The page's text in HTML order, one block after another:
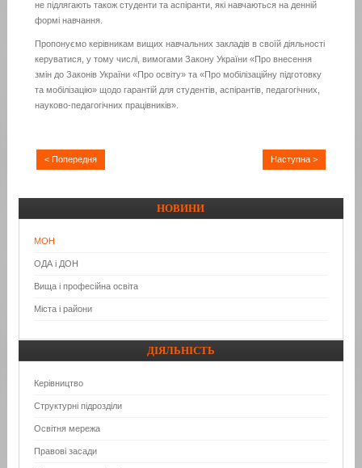
не підлягають також студенти та аспіранти, які навчаються на денній
формі навчання.
Пропонуємо керівникам вищих навчальних закладів в своїй діяльності
керуватися, у тому числі, вимогами Закону України «Про внесення
змін до Законів України «Про освіту» та «Про мобілізаційну підготовку
та мобілізацію» щодо гарантій для студентів, аспірантів, педагогічних,
науково-педагогічних працівників».
< Попередня Наступна >
НОВИНИ
МОН
ОДА і ДОН
Вища і професійна освіта
Міста і райони
ДІЯЛЬНІСТЬ
Керівництво
Структурні підрозділи
Освітня мережа
Правові засади